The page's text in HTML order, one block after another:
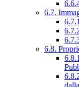
6.7.
6.8.